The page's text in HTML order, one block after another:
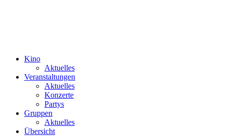
Kino
Aktuelles
Veranstaltungen
Aktuelles
Konzerte
Partys
Gruppen
Aktuelles
Übersicht